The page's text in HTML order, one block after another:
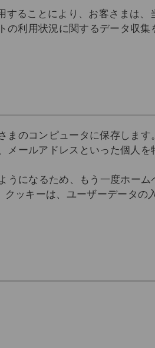
ることにより、お客さまは、
の利用状況に関するデータ収集
まのコンピュータに保存します
メールアドレスといった個人を
うになるため、もう一度ホーム
ッキーは、ユーザーデータの